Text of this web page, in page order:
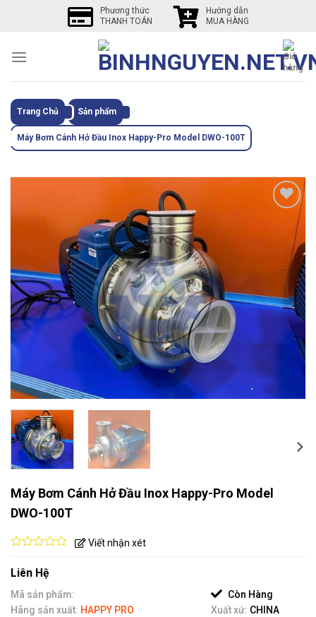
Phương thức
THANH TOÁN
Hướng dẫn
MUA HÀNG
Trang Chủ Sản phẩm
Máy Bơm Cánh Hở Đầu Inox Happy-Pro Model DWO-100T
Máy Bơm Cánh Hở Đầu Inox Happy-Pro Model
DWO-100T
out
of
5
Viết nhận xét
Liên Hệ
Mã sản phẩm:
Còn Hàng
Hãng sản xuất: HAPPY PRO Xuất xứ: CHINA